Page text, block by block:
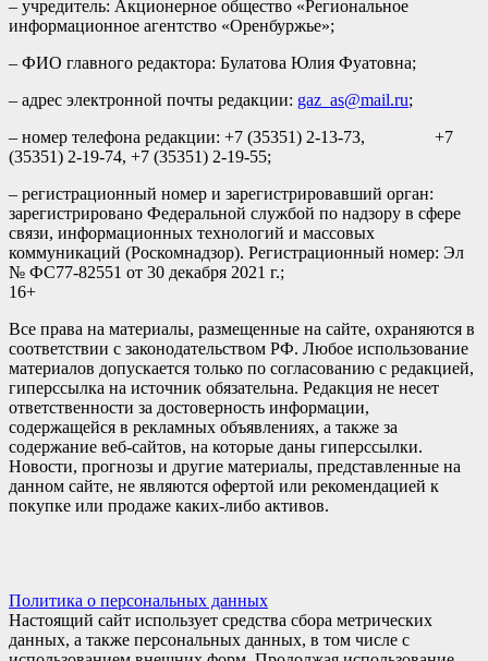
– учредитель: Акционерное общество «Региональное
информационное агентство «Оренбуржье»;
– ФИО главного редактора: Булатова Юлия Фуатовна;
– адрес электронной почты редакции: gaz_as@mail.ru;
– номер телефона редакции: +7 (35351) 2-13-73, +7
(35351) 2-19-74, +7 (35351) 2-19-55;
– регистрационный номер и зарегистрировавший орган:
зарегистрировано Федеральной службой по надзору в сфере
связи, информационных технологий и массовых
коммуникаций (Роскомнадзор). Регистрационный номер: Эл
№ ФС77-82551 от 30 декабря 2021 г.;
16+
Все права на материалы, размещенные на сайте, охраняются в
соответствии с законодательством РФ. Любое использование
материалов допускается только по согласованию с редакцией,
гиперссылка на источник обязательна. Редакция не несет
ответственности за достоверность информации,
содержащейся в рекламных объявлениях, а также за
содержание веб-сайтов, на которые даны гиперссылки.
Новости, прогнозы и другие материалы, представленные на
данном сайте, не являются офертой или рекомендацией к
покупке или продаже каких-либо активов.
Политика о персональных данных
Настоящий сайт использует средства сбора метрических
данных, а также персональных данных, в том числе с